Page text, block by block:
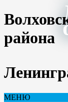
района
МЕНЮ